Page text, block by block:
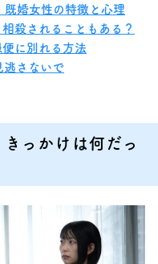
既婚女性の特徴と心理
殺されることもある？
便に別れる方法
逃さないで
きっかけは何だっ